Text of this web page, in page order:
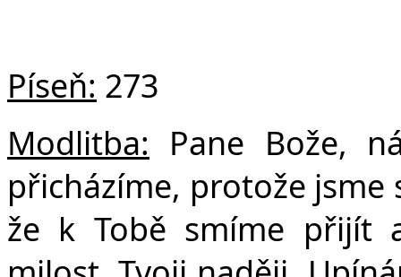
Píseň: 273
Modlitba: Pane Bože,
přicházíme, protože jsme
že k Tobě smíme přijít